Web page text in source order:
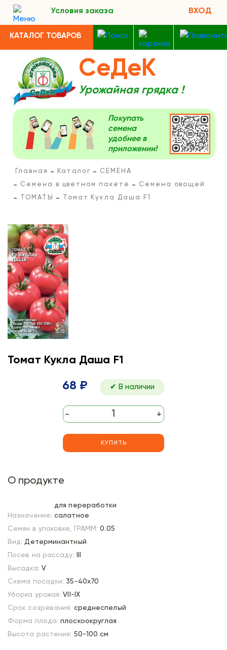
Условия заказа ВХОД
КАТАЛОГ ТОВАРОВ
СеДеК
Урожайная грядка !
Покупать
семена
удобнее в
приложении!
Главная Каталог
СЕМЕНА
Семена в цветном пакете
Семена овощей
ТОМАТЫ
Томат Кукла Даша F1
Томат Кукла Даша F1
68 ₽ ✔ В наличии
- +
КУПИТЬ
О продукте
Назначение:
для переработки
салатное
Семян в упаковке, ГРАММ: 0.05
Вид: Детерминантный
Посев на рассаду:
Высадка: V
Схема посадки: 35-40х70
Уборка урожая: VII-IX
Срок созревания: среднеспелый
Форма плода: плоскоокруглая
Высота растения: 50-100 см